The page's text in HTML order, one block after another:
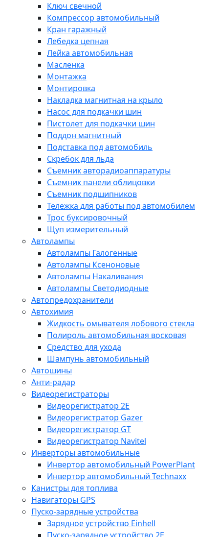
Ключ свечной
Компрессор автомобильный
Кран гаражный
Лебедка цепная
Лейка автомобильная
Масленка
Монтажка
Монтировка
Накладка магнитная на крыло
Насос для подкачки шин
Пистолет для подкачки шин
Поддон магнитный
Подставка под автомобиль
Скребок для льда
Съемник авторадиоаппаратуры
Съемник панели облицовки
Съемник подшипников
Тележка для работы под автомобилем
Трос буксировочный
Щуп измерительный
Автолампы
Автолампы Галогенные
Автолампы Ксеноновые
Автолампы Накаливания
Автолампы Светодиодные
Автопредохранители
Автохимия
Жидкость омывателя лобового стекла
Полироль автомобильная восковая
Средство для ухода
Шампунь автомобильный
Автошины
Анти-радар
Видеорегистраторы
Видеорегистратор 2E
Видеорегистратор Gazer
Видеорегистратор GT
Видеорегистратор Navitel
Инверторы автомобильные
Инвертор автомобильный PowerPlant
Инвертор автомобильный Technaxx
Канистры для топлива
Навигаторы GPS
Пуско-зарядные устройства
Зарядное устройство Einhell